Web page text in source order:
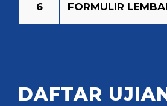
6 FORMULIR
DAFTAR